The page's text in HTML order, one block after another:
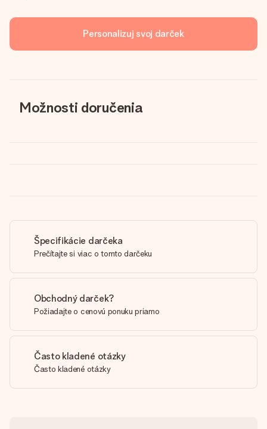
Personalizuj svoj darček
Možnosti doručenia
Špecifikácie darčeka
Prečítajte si viac o tomto darčeku
Obchodný darček?
Požiadajte o cenovú ponuku priamo
Často kladené otázky
Často kladené otázky